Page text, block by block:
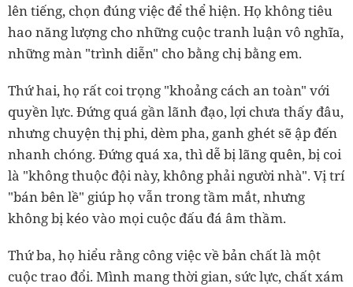
lên tiếng, chọn đúng việc để thể hiện. Họ không tiêu
hao năng lượng cho những cuộc tranh luận vô nghĩa,
những màn "trình diễn" cho bằng chị bằng em.
Thứ hai, họ rất coi trọng "khoảng cách an toàn" với
quyền lực. Đứng quá gần lãnh đạo, lợi chưa thấy đâu,
nhưng chuyện thị phi, dèm pha, ganh ghét sẽ ập đến
nhanh chóng. Đứng quá xa, thì dễ bị lãng quên, bị coi
là "không thuộc đội này, không phải người nhà". Vị trí
"bán bên lề" giúp họ vẫn trong tầm mắt, nhưng
không bị kéo vào mọi cuộc đấu đá âm thầm.
Thứ ba, họ hiểu rằng công việc về bản chất là một
cuộc trao đổi. Mình mang thời gian, sức lực, chất xám